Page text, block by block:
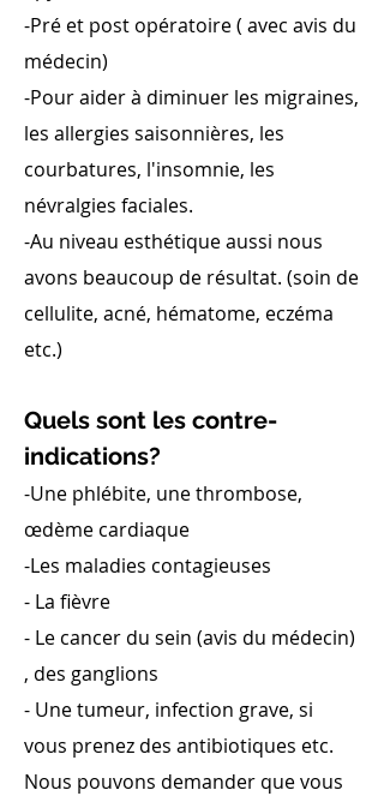
-Pré et post opératoire ( avec avis du
médecin)
-Pour aider à diminuer les migraines,
les allergies saisonnières, les
courbatures, l'insomnie, les
névralgies faciales.
-Au niveau esthétique aussi nous
avons beaucoup de résultat. (soin de
cellulite, acné, hématome, eczéma
etc.)
Quels sont les contre-
indications?
-Une phlébite, une thrombose,
œdème cardiaque
-Les maladies contagieuses
- La fièvre
- Le cancer du sein (avis du médecin)
, des ganglions
- Une tumeur, infection grave, si
vous prenez des antibiotiques etc.
Nous pouvons demander que vous